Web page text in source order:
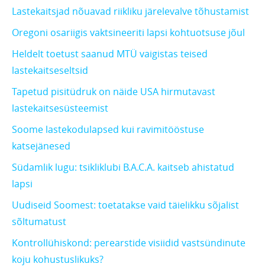
Lastekaitsjad nõuavad riikliku järelevalve tõhustamist
Oregoni osariigis vaktsineeriti lapsi kohtuotsuse jõul
Heldelt toetust saanud MTÜ vaigistas teised
lastekaitseseltsid
Tapetud pisitüdruk on näide USA hirmutavast
lastekaitsesüsteemist
Soome lastekodulapsed kui ravimitööstuse
katsejänesed
Südamlik lugu: tsikliklubi B.A.C.A. kaitseb ahistatud
lapsi
Uudiseid Soomest: toetatakse vaid täielikku sõjalist
sõltumatust
Kontrollühiskond: perearstide visiidid vastsündinute
koju kohustuslikuks?